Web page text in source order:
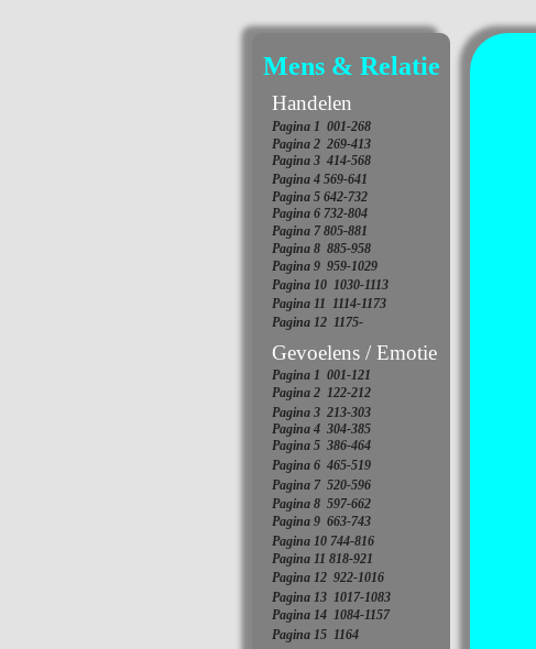
Mens & Relatie
Handelen
Gevoelens / Emotie
Pagina 1 001-268
Pagina 2 269-413
Pagina 3 414-568
Pagina 1 001-121
Pagina 2 122-212
Pagina 3 213-303
Pagina 4 304-385
Pagina 5 386-464
Pagina 6 465-519
Pagina 4 569-641
Pagina 7 520-596
Pagina 8 597-662
Pagina 5 642-732
Pagina 9 663-743
Pagina 6 732-804
Pagina 10 744-816
Pagina 7 805-881
Pagina 11 818-921
Pagina 8 885-958
Pagina 9 959-1029
Pagina 12 922-1016
Pagina 14 1084-1157
Pagina 10 1030-1113
Pagina 13 1017-1083
Pagina 11 1114-1173
Pagina 12 1175-
Pagina 15 1164